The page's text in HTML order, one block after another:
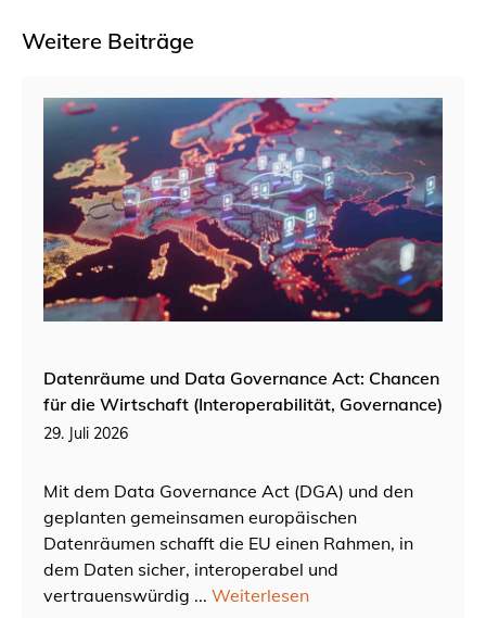
Weitere Beiträge
Datenräume und Data Governance Act: Chancen
für die Wirtschaft (Interoperabilität, Governance)
29. Juli 2026
Mit dem Data Governance Act (DGA) und den
geplanten gemeinsamen europäischen
Datenräumen schafft die EU einen Rahmen, in
dem Daten sicher, interoperabel und
vertrauenswürdig ... Weiterlesen